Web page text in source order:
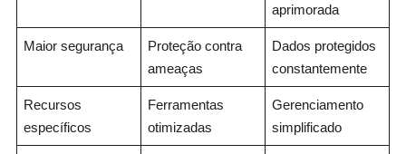
aprimorada
Maior segurança
Proteção contra
ameaças
Dados protegidos
constantemente
Recursos
específicos
Ferramentas
otimizadas
Gerenciamento
simplificado